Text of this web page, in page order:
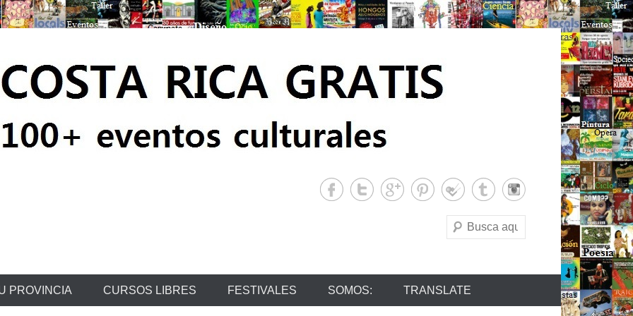
Buscar
PROVINCIA CURSOS LIBRES FESTIVALES SOMOS: TRANSLATE